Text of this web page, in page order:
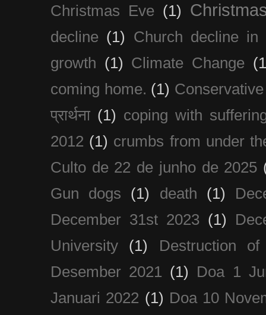
Christmas Eve (1)
decline (1)
Church decline
growth (1) Climate Change
coming home. (1)
प्रार्थना (1) coping with
2012 (1) crumbs from under
Culto de 22 de junho de 2025
Gun dogs
(1) death (1)
December 31st 2023 (1)
University
(1)
Destruction
Desember 2021 (1)
Doa 1
Januari 2022 (1) Doa 10